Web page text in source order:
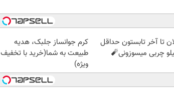
تا آخر تابستون حداقل
کرم جوانساز جلبک، هدیه
طبیعت به شما(خرید با تخفیف
ویژه)